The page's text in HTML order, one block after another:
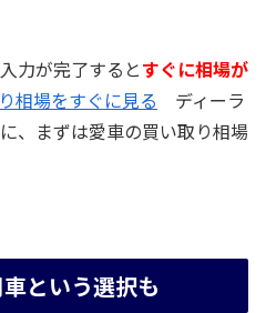
力が完了するとすぐに相場が
相場をすぐに見る ディーラ
、まずは愛車の買い取り相場
という選択も